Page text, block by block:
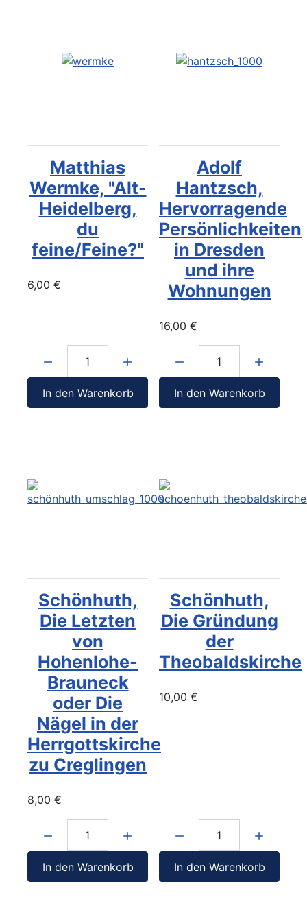
Matthias
Wermke, "Alt-
Heidelberg,
du
feine/Feine?"
6,00 €
In den Warenkorb
Adolf
Hantzsch,
Hervorragende
Persönlichkeiten
in Dresden
und ihre
Wohnungen
16,00 €
In den Warenkorb
Schönhuth,
Die Letzten
von
Hohenlohe-
Brauneck
oder Die
Nägel in der
Herrgottskirche
zu Creglingen
8,00 €
In den Warenkorb
Schönhuth,
Die Gründung
der
Theobaldskirche
10,00 €
In den Warenkorb